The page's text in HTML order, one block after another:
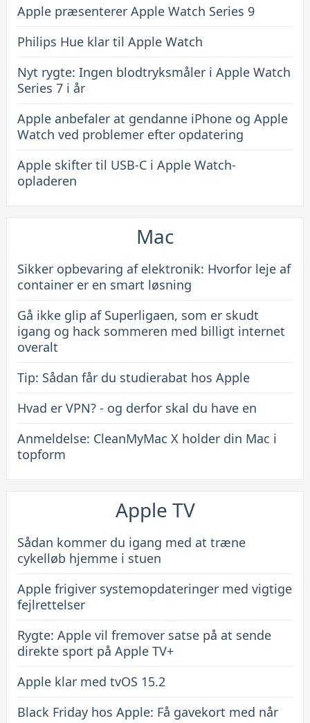
Apple præsenterer Apple Watch Series 9
Philips Hue klar til Apple Watch
Nyt rygte: Ingen blodtryksmåler i Apple Watch
Series 7 i år
Apple anbefaler at gendanne iPhone og Apple
Watch ved problemer efter opdatering
Apple skifter til USB-C i Apple Watch-
opladeren
Mac
Sikker opbevaring af elektronik: Hvorfor leje af
container er en smart løsning
Gå ikke glip af Superligaen, som er skudt
igang og hack sommeren med billigt internet
overalt
Tip: Sådan får du studierabat hos Apple
Hvad er VPN? - og derfor skal du have en
Anmeldelse: CleanMyMac X holder din Mac i
topform
Apple TV
Sådan kommer du igang med at træne
cykelløb hjemme i stuen
Apple frigiver systemopdateringer med vigtige
fejlrettelser
Rygte: Apple vil fremover satse på at sende
direkte sport på Apple TV+
Apple klar med tvOS 15.2
Black Friday hos Apple: Få gavekort med når